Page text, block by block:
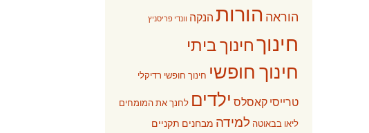
הוראה הורות הנקה וונדי פריסניץ
חינוךחינוך ביתי
חינוך חופשי חינוך חופשי רדיקלי
טרייסי קאסלס ילדים לחנך את המומחים
ליאו בבאוטה למידה מבחנים תקניים